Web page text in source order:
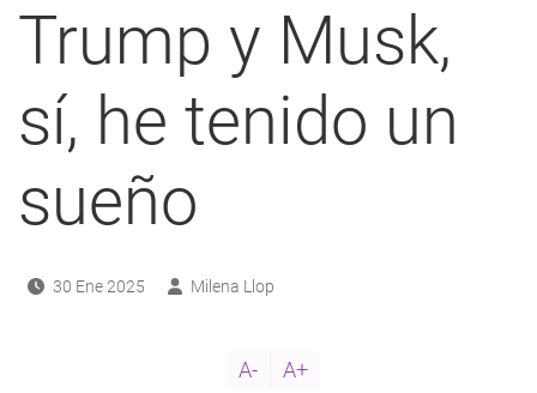
Trump y Musk,
sí, he tenido un
sueño
30 Ene 2025 Milena Llop
A- A+